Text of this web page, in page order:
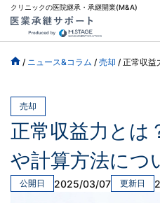
クリニックの医院継承・承継開業(M&A)
/ ニュース&コラム / 売却 / 正常収益力
売却
正常収益力とは
や計算方法につ
公開日 2025/03/07 更新日